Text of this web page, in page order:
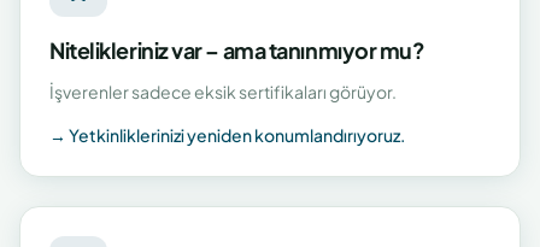
Nitelikleriniz var – ama tanınmıyor mu?
İşverenler sadece eksik sertifikaları görüyor.
→ Yetkinliklerinizi yeniden konumlandırıyoruz.